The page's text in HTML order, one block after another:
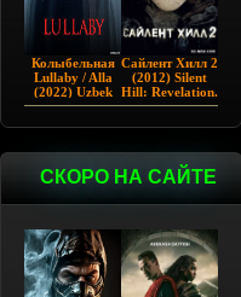
Колыбельная
Lullaby / Alla
(2022) Uzbek
tilida
Сайлент Хилл 2
(2012) Silent
Hill: Revelation.
СКОРО НА САЙТЕ